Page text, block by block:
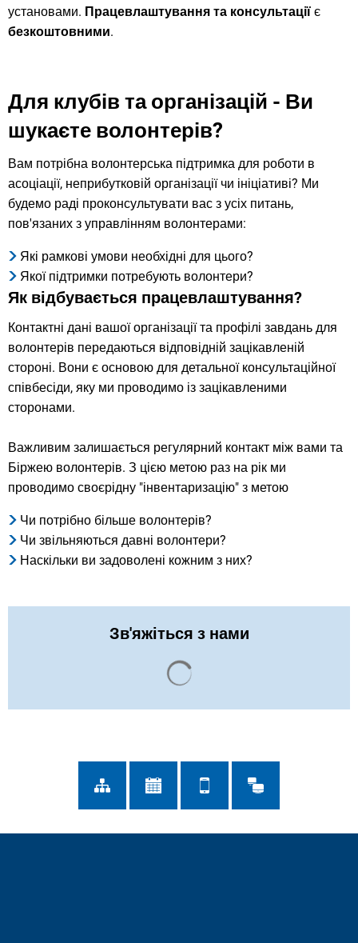
установами. Працевлаштування та консультації є
безкоштовними.
Для клубів та організацій - Ви
шукаєте волонтерів?
Вам потрібна волонтерська підтримка для роботи в
асоціації, неприбутковій організації чи ініціативі? Ми
будемо раді проконсультувати вас з усіх питань,
пов'язаних з управлінням волонтерами:
Які рамкові умови необхідні для цього?
Якої підтримки потребують волонтери?
Як відбувається працевлаштування?
Контактні дані вашої організації та профілі завдань для
волонтерів передаються відповідній зацікавленій
стороні. Вони є основою для детальної консультаційної
співбесіди, яку ми проводимо із зацікавленими
сторонами.
Важливим залишається регулярний контакт між вами та
Біржею волонтерів. З цією метою раз на рік ми
проводимо своєрідну "інвентаризацію" з метою
Чи потрібно більше волонтерів?
Чи звільняються давні волонтери?
Наскільки ви задоволені кожним з них?
Зв'яжіться з нами